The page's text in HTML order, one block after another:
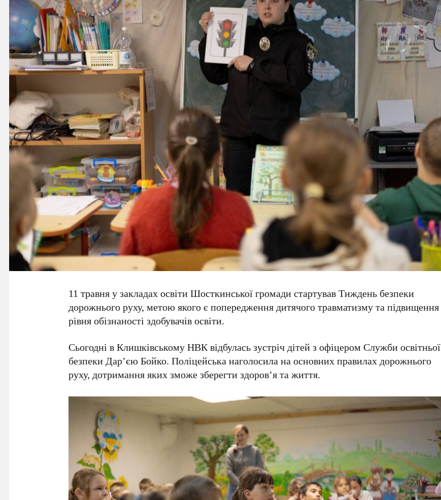
11 травня у закладах освіти Шосткинської громади стартував Тиждень безпеки
дорожнього руху, метою якого є попередження дитячого травматизму та підвищення
рівня обізнаності здобувачів освіти.
Сьогодні в Клишківському НВК відбулась зустріч дітей з офіцером Служби освітньої
безпеки Дар’єю Бойко. Поліцейська наголосила на основних правилах дорожнього
руху, дотримання яких зможе зберегти здоров’я та життя.